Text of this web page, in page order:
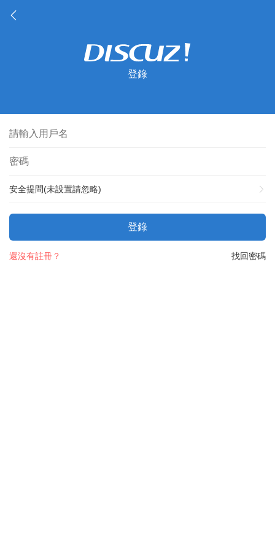
登錄
安全提問(未設置請忽略)
登錄
找回密碼
還沒有註冊？